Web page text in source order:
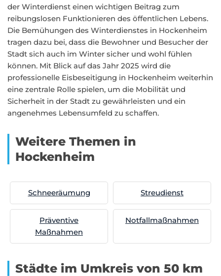
der Winterdienst einen wichtigen Beitrag zum
reibungslosen Funktionieren des öffentlichen Lebens.
Die Bemühungen des Winterdienstes in Hockenheim
tragen dazu bei, dass die Bewohner und Besucher der
Stadt sich auch im Winter sicher und wohl fühlen
können. Mit Blick auf das Jahr 2025 wird die
professionelle Eisbeseitigung in Hockenheim weiterhin
eine zentrale Rolle spielen, um die Mobilität und
Sicherheit in der Stadt zu gewährleisten und ein
angenehmes Lebensumfeld zu schaffen.
Weitere Themen in
Hockenheim
Schneeräumung Streudienst
Präventive
Maßnahmen
Notfallmaßnahmen
Städte im Umkreis von 50 km